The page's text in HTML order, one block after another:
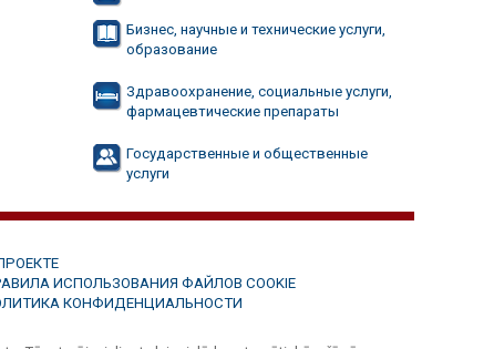
Бизнес, научные и технические услуги,
образование
Здравоохранение, социальные услуги,
фармацевтические препараты
Государственные и общественные
услуги
ИСПОЛЬЗОВАНИЯ ФАЙЛОВ COOKIE
КОНФИДЕНЦИАЛЬНОСТИ